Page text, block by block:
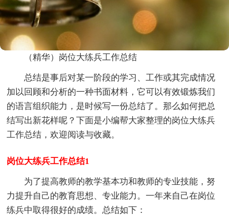
（精华）岗位大练兵工作总结
总结是事后对某一阶段的学习、工作或其完成情况
加以回顾和分析的一种书面材料，它可以有效锻炼我们
的语言组织能力，是时候写一份总结了。那么如何把总
结写出新花样呢？下面是小编帮大家整理的岗位大练兵
工作总结，欢迎阅读与收藏。
岗位大练兵工作总结1
为了提高教师的教学基本功和教师的专业技能，努
力提升自己的教育思想、专业能力。一年来自己在岗位
练兵中取得很好的成绩。总结如下：